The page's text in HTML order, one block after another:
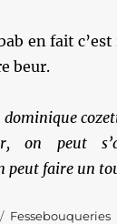
en fait c’est
beur.
on peut
peut faire un
Catégories
Fessebouqueries